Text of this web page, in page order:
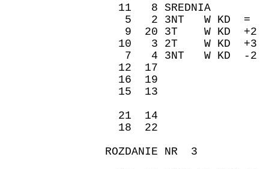
11 8 SREDNIA
5 2 3NT W KD =
9 20 3T W KD +2
10 3 2T W KD +3
7 4 3NT W KD -
12 17 -400
16 19 -490
15 13 -430
21 14 -400
18 22 -430
ROZDANIE NR 3